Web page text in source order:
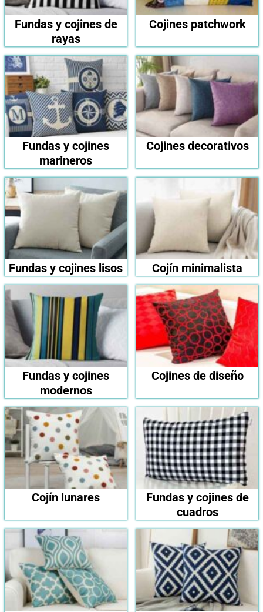
Fundas y cojines de
rayas
Cojines patchwork
Fundas y cojines
marineros
Cojines decorativos
Fundas y cojines lisos Cojín minimalista
Fundas y cojines
modernos
Cojines de diseño
Cojín lunares
Fundas y cojines de
cuadros